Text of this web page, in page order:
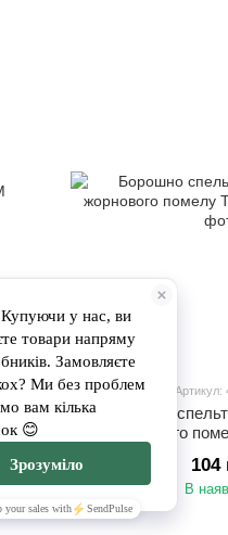
Артикул:
Борошно
жорнового
104
В